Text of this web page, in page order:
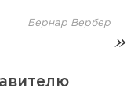
Бернар Вербер